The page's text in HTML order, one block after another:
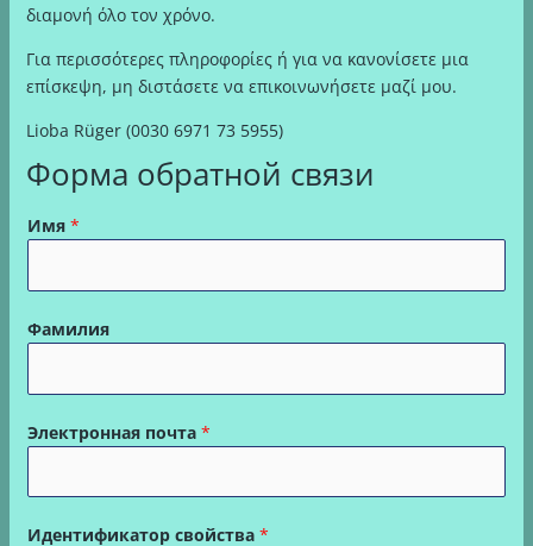
διαμονή όλο τον χρόνο.
Για περισσότερες πληροφορίες ή για να κανονίσετε μια
επίσκεψη, μη διστάσετε να επικοινωνήσετε μαζί μου.
Lioba Rüger (0030 6971 73 5955)
Форма обратной связи
Имя*
Фамилия
Электронная почта*
Идентификатор свойства*